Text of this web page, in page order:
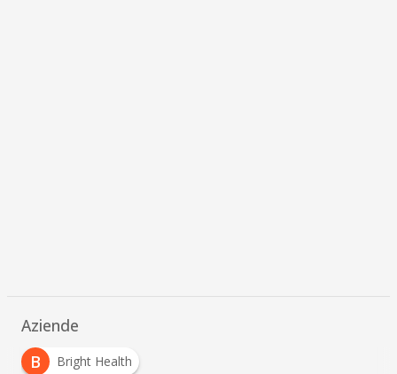
Aziende
B
Bright Health